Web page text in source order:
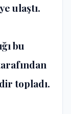
ulaştı.
bu
topladı.